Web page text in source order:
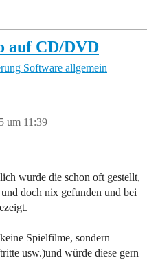
auf CD/DVD
Software allgemein
um 11:39
wurde die schon oft gestellt,
doch nix gefunden und bei
Spielfilme, sondern
usw.)und würde diese gern